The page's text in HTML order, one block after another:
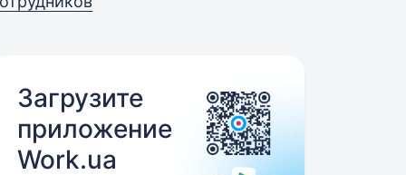
Загрузите
приложение
Work.ua